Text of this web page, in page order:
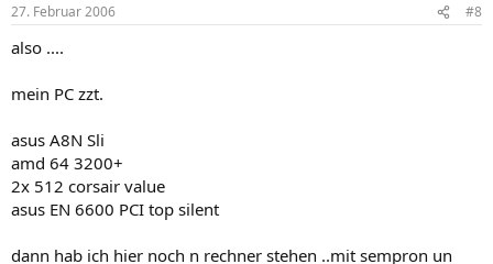
27. Februar 2006 #8
also ....
mein PC zzt.
asus A8N Sli
amd 64 3200+
2x 512 corsair value
asus EN 6600 PCI top silent
dann hab ich hier noch n rechner stehen ..mit sempron un